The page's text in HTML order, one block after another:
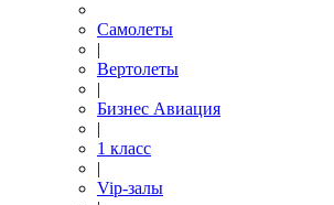
Самолеты
|
Вертолеты
|
Бизнес Авиация
|
1 класс
|
Vip-залы